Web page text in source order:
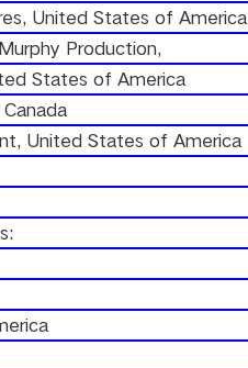
United States of America
Production,
States of America
United States of America